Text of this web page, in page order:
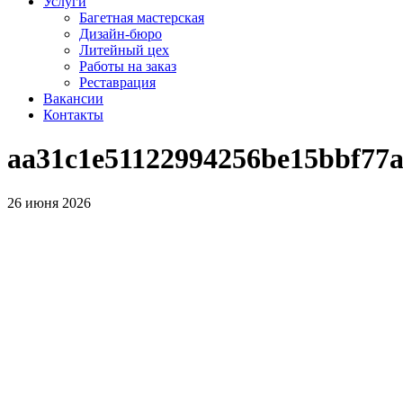
Багетная мастерская
Дизайн-бюро
Литейный цех
Работы на заказ
Реставрация
Вакансии
Контакты
26 июня 2026